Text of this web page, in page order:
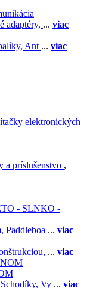
adaptéry, ... viac
Ant ... viac
elektronických
a príslušenstvo ,
- SLNKO -
Paddleboa ... viac
... viac
Schodíky, Vy ... viac